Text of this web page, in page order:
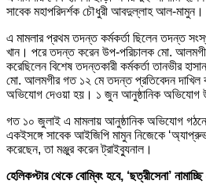
সাবেক মহাপরিদর্শক চৌধুরী আবদুল্লাহ আল-মামুন।
এ মামলার প্রথম তদন্ত কর্মকর্তা ছিলেন তদন্ত
খান। পরে তদন্ত করেন উপ-পরিচালক মো.
করেছিলেন বিশেষ তদন্তকারী কর্মকর্তা তানভীর
মো. আলমগীর গত ১২ মে তদন্ত প্রতিবেদন দাখিল
অভিযোগ দেওয়া হয়। ১ জুন আনুষ্ঠানিক অভিযোগ
গত ১০ জুলাই এ মামলায় আনুষ্ঠানিক অভিযোগ
একইসঙ্গে সাবেক আইজিপি মামুন নিজেকে
করেছেন, তা মঞ্জুর করেন ট্রাইব্যুনাল।
হেলিকপ্টার থেকে বোম্বিং হবে, ‘ছত্রীসেনা’